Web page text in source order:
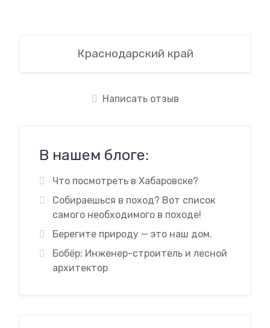
Краснодарский край
Написать отзыв
В нашем блоге:
Что посмотреть в Хабаровске?
Собираешься в поход? Вот список
самого необходимого в походе!
Берегите природу — это наш дом.
Бобёр: Инженер-строитель и лесной
архитектор